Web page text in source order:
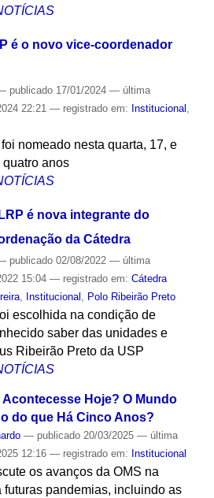
é o novo vice-coordenador
publicado17/01/2024 — última
22:21 — registrado em: Institucional ,
nomeado nesta quarta, 17, e
quatro anos
é nova integrante do
da Cátedra
publicado02/08/2022 — última
15:04 — registrado em: Cátedra
, Institucional Polo Ribeirão Preto
escolhida na condição de
saber das unidades e
Ribeirão Preto da USP
Acontecesse Hoje? O Mundo
do que Há Cinco Anos?
— publicado20/03/2025 — última
12:16 — registrado em: Institucional
os avanços da OMS na
futuras pandemias, incluindo as